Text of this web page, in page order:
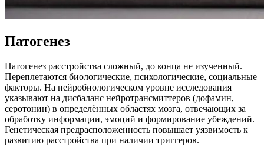
Патогенез
Патогенез расстройства сложный, до конца не изученный.
Переплетаются биологические, психологические, социальные
факторы. На нейробиологическом уровне исследования
указывают на дисбаланс нейротрансмиттеров (дофамин,
серотонин) в определённых областях мозга, отвечающих за
обработку информации, эмоций и формирование убеждений.
Генетическая предрасположенность повышает уязвимость к
развитию расстройства при наличии триггеров.